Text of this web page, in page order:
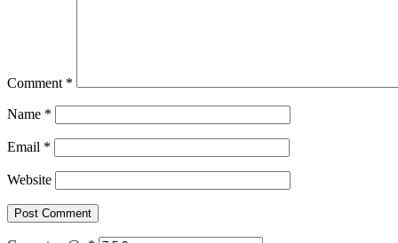
Comment *
Name *
Email *
Website